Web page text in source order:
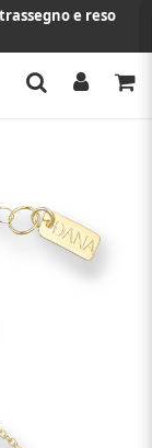
e reso